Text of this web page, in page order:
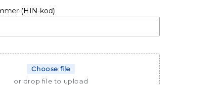
FÖNSTERSKYDD
TRAWLER
FLY
(HIN-kod)
Choose file
or drop file to upload